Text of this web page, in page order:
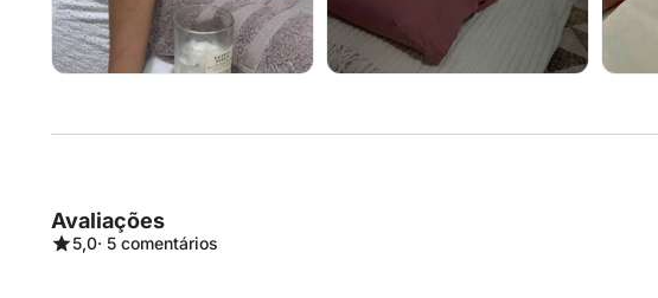
Avaliações
5,0· 5 comentários